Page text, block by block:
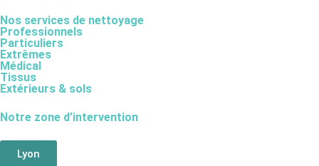
Nos services de nettoyage
Professionnels
Particuliers
Extrêmes
Médical
Tissus
Extérieurs & sols
Notre zone d’intervention
Lyon